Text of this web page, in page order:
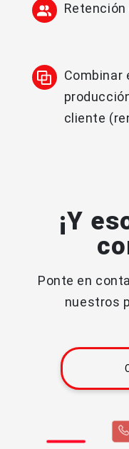
Combinar
cliente
¡Y
Ponte en
nuestros